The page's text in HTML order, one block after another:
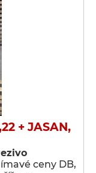
+ JASAN,
ceny DB,